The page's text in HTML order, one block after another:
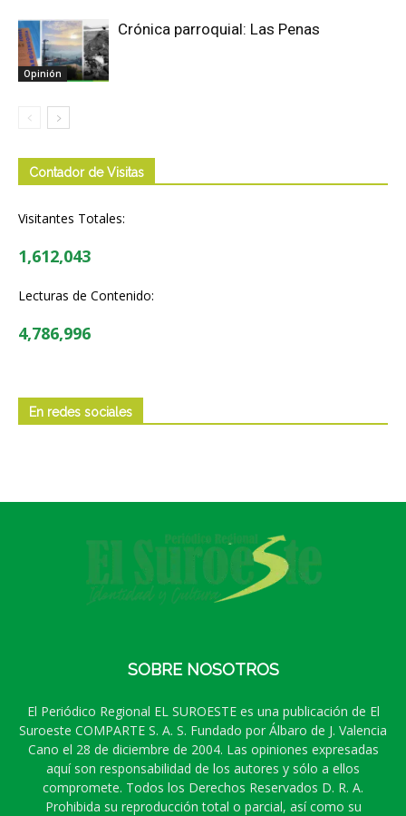
Opinión
Crónica parroquial: Las Penas
Contador de Visitas
Visitantes Totales:
1,612,043
Lecturas de Contenido:
4,786,996
En redes sociales
SOBRE NOSOTROS
El Periódico Regional EL SUROESTE es una publicación de El
Suroeste COMPARTE S. A. S. Fundado por Álbaro de J. Valencia
Cano el 28 de diciembre de 2004. Las opiniones expresadas
aquí son responsabilidad de los autores y sólo a ellos
compromete. Todos los Derechos Reservados D. R. A.
Prohibida su reproducción total o parcial, así como su